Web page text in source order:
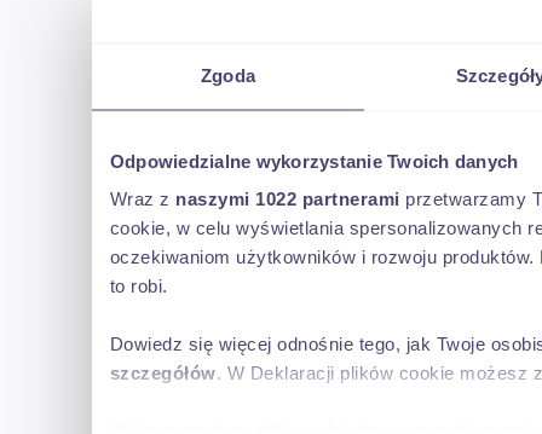
Zgoda
Odpowiedzialne wykorzystanie Twoich danych
Wraz z naszymi 1022 partnerami przetwarzamy
cookie, w celu wyświetlania spersonalizowanych
oczekiwaniom użytkowników i rozwoju
to robi.
Dowiedz się więcej odnośnie tego, jak Twoje
szczegółów. W Deklaracji plików cookie możesz